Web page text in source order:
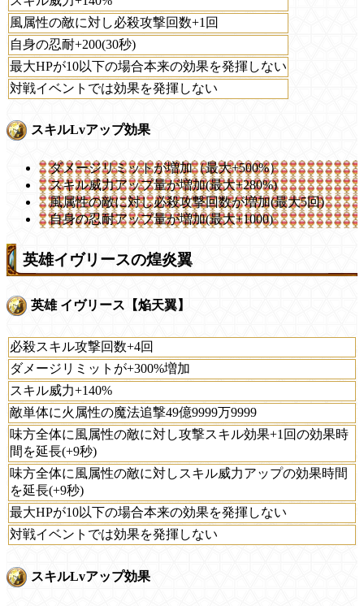
風属性の敵に対し必殺攻撃回数+1回
自身の忍耐+200(30秒)
最大HPが10以下の場合本来の効果を発揮しない
対戦イベントでは効果を発揮しない
スキルLvアップ効果
ダメージリミットが増加（最大+500%）
スキル威力アップ量が増加(最大+280%)
風属性の敵に対し必殺攻撃回数が増加(最大5回)
自身の忍耐アップ量が増加(最大+1000)
英雄イヴリースの煌炎翼
英雄 イヴリース【焔天翼】
必殺スキル攻撃回数+4回
ダメージリミットが+300%増加
スキル威力+140%
敵単体に火属性の魔法追撃49億9999万9999
味方全体に風属性の敵に対し攻撃スキル効果+1回の効果時
間を延長(+9秒)
味方全体に風属性の敵に対しスキル威力アップの効果時間
を延長(+9秒)
最大HPが10以下の場合本来の効果を発揮しない
対戦イベントでは効果を発揮しない
スキルLvアップ効果